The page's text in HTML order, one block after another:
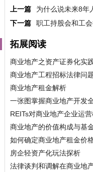
上一篇
为什么说未来8年
下一篇
职工持股会和工
拓展阅读
商业地产之资产证券化实
商业地产工程招标法律问
商业地产租金解析
一张图掌握商业地产开发
REITs对商业地产企业运
商业地产的价值构成与基
如何确定商业地产租金价
房企轻资产化玩法探析
法律谈判和调解在商业地